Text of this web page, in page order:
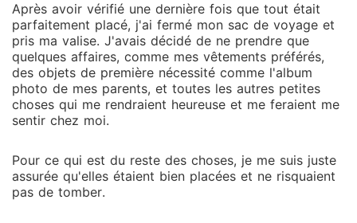
Après avoir vérifié une dernière fois que tout était
parfaitement placé, j'ai fermé mon sac de voyage et
pris ma valise. J'avais décidé de ne prendre que
quelques affaires, comme mes vêtements préférés,
des objets de première nécessité comme l'album
photo de mes parents, et toutes les autres petites
choses qui me rendraient heureuse et me feraient me
sentir chez moi.
Pour ce qui est du reste des choses, je me suis juste
assurée qu'elles étaient bien placées et ne risquaient
pas de tomber.